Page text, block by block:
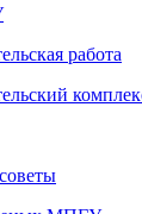
работа